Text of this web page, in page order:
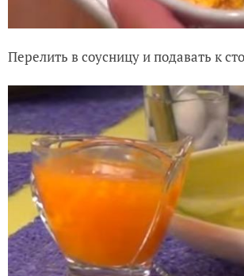
Перелить в соусницу и подавать к